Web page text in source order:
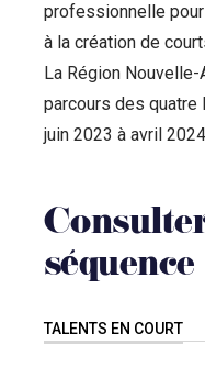
professionnelle
à la création de
La Région
parcours des quatre
juin 2023 à avril
séquence
TALENTS EN COURT